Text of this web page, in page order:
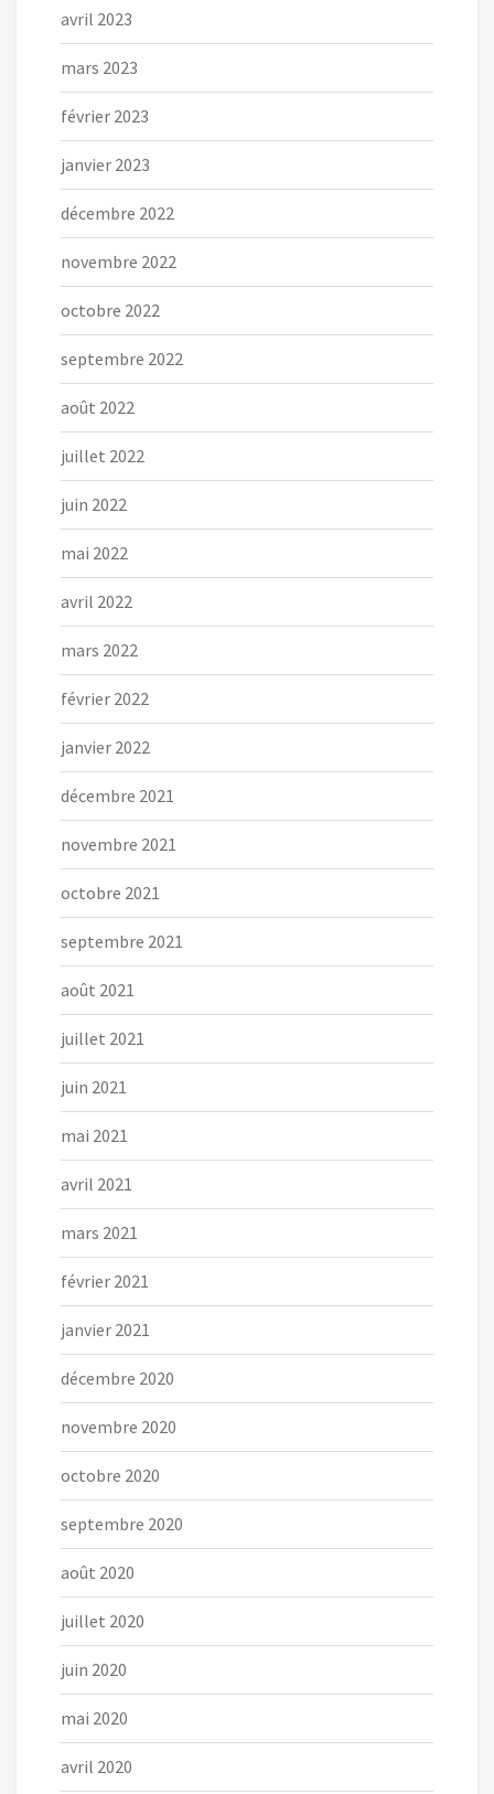
avril 2023
mars 2023
février 2023
janvier 2023
décembre 2022
novembre 2022
octobre 2022
septembre 2022
août 2022
juillet 2022
juin 2022
mai 2022
avril 2022
mars 2022
février 2022
janvier 2022
décembre 2021
novembre 2021
octobre 2021
septembre 2021
août 2021
juillet 2021
juin 2021
mai 2021
avril 2021
mars 2021
février 2021
janvier 2021
décembre 2020
novembre 2020
octobre 2020
septembre 2020
août 2020
juillet 2020
juin 2020
mai 2020
avril 2020